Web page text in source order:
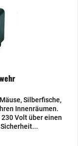
Silberfische,
Innenräumen.
Volt über einen